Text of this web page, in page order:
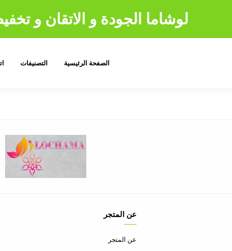
لوشاما الجودة و الاتقان و
الصفحة الرئيسية التصنيفات
عن المتجر
عن المتجر